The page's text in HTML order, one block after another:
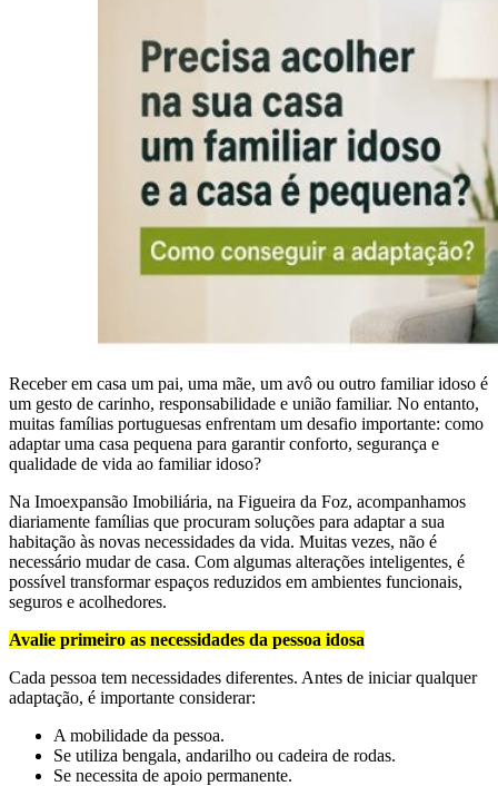
Receber em casa um pai, uma mãe, um avô ou outro familiar idoso é
um gesto de carinho, responsabilidade e união familiar. No entanto,
muitas famílias portuguesas enfrentam um desafio importante: como
adaptar uma casa pequena para garantir conforto, segurança e
qualidade de vida ao familiar idoso?
Na Imoexpansão Imobiliária, na Figueira da Foz, acompanhamos
diariamente famílias que procuram soluções para adaptar a sua
habitação às novas necessidades da vida. Muitas vezes, não é
necessário mudar de casa. Com algumas alterações inteligentes, é
possível transformar espaços reduzidos em ambientes funcionais,
seguros e acolhedores.
Avalie primeiro as necessidades da pessoa idosa
Cada pessoa tem necessidades diferentes. Antes de iniciar qualquer
adaptação, é importante considerar:
A mobilidade da pessoa.
Se utiliza bengala, andarilho ou cadeira de rodas.
Se necessita de apoio permanente.